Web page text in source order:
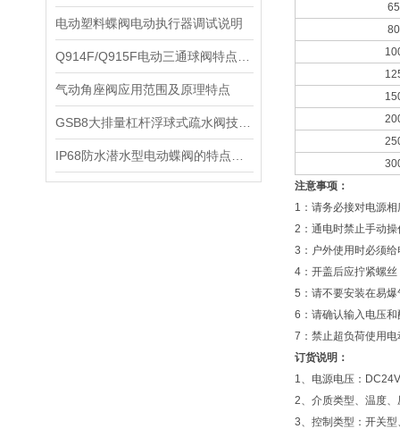
电动塑料蝶阀电动执行器调试说明
气动角座阀应用范围及原理特点
65
80
注意事项：
1：请务必接对电源
2：通电时禁止手动操
3：户外使用时必须
4：开盖后应拧紧螺
5：请不要安装在易
6：请确认输入电压
7：禁止超负荷使用
订货说明：
1、电源电压：
2、介质类型、温度、
3、控制类型：开关